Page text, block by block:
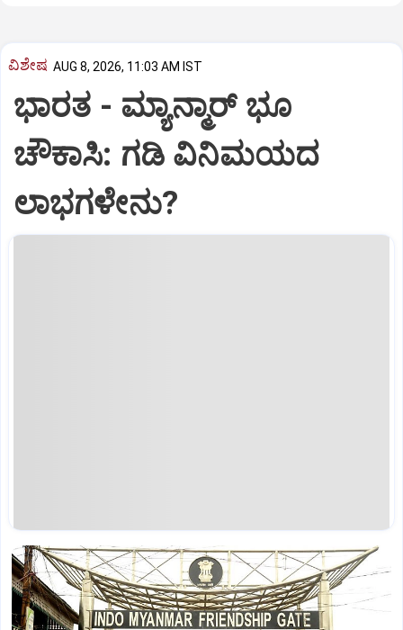
ವಿಶೇಷ AUG 8, 2026, 11:03 AM IST
ಭಾರತ -‌ ಮ್ಯಾನ್ಮಾರ್ ಭೂ
ಚೌಕಾಸಿ: ಗಡಿ ವಿನಿಮಯದ
ಲಾಭಗಳೇನು?